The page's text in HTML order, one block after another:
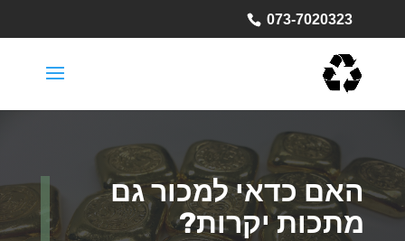
073-7020323
האם כדאי למכור גם
מתכות יקרות?